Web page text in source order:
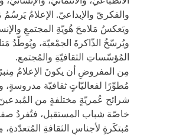
والفكريّ والإبداعيّ. الإعلامُ يَرسُمُ
ويَعكسُ مَلامحَ هُويّةِ المجتمعِ
ويُرسّخُ الذّاكرةَ الجمْعيّة، ويُوطّدُ
المُؤسّساتِ الثقافيّةِ والمُجتمع.
مِن المفروضِ أن يكونَ الإعلامُ
مُطوِّرًا لفعاليّاتٍ ثقافيّة مدروسةٍ،
شرائح عُمريّةٍ مختلفةٍ من المُبدعينَ
خاصّة شباب المستقبل، فتُفردُ
مُبتكَرةٍ لأجناسِ الثقافةِ